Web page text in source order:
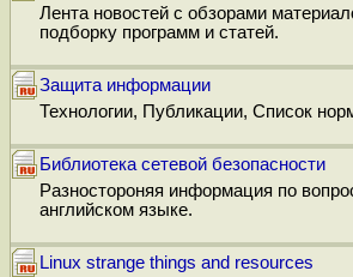
Лента новостей с обзорами
подборку программ и статей.
Защита информации
Технологии, Публикации, Список
Библиотека сетевой безопасности
Разностороняя информация по
английском языке.
Linux strange things and resources